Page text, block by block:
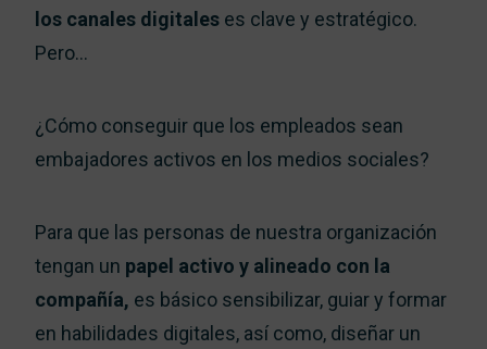
los canales digitales es clave y estratégico.
Pero…
¿Cómo conseguir que los empleados sean
embajadores activos en los medios sociales?
Para que las personas de nuestra organización
tengan un papel activo y alineado con la
compañía, es básico sensibilizar, guiar y formar
en habilidades digitales, así como, diseñar un